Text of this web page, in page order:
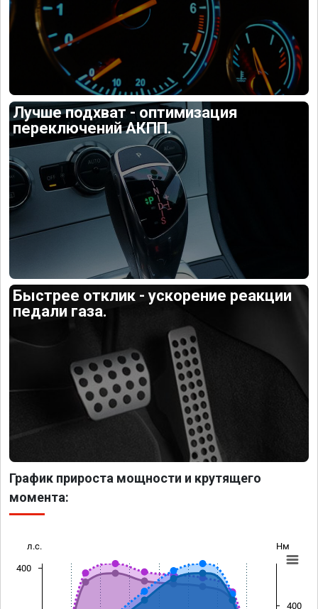
Лучше подхват - оптимизация
переключений АКПП.
Быстрее отклик - ускорение реакции
педали газа.
График прироста мощности и крутящего
момента:
л.с. Нм
400
400